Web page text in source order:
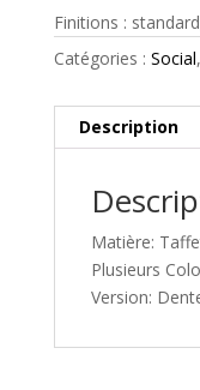
Finitions :
Catégories : Social,
Description
Matière:
Plusieurs
Version: